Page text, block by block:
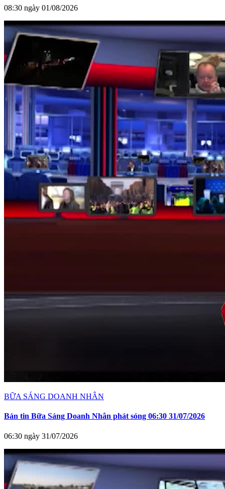
08:30 ngày 01/08/2026
BỮA SÁNG DOANH NHÂN
Bản tin Bữa Sáng Doanh Nhân phát sóng 06:30 31/07/2026
06:30 ngày 31/07/2026